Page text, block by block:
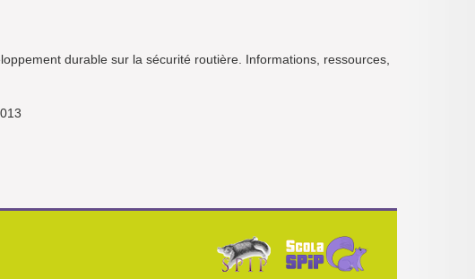
durable sur la sécurité routière. Informations, ressources,